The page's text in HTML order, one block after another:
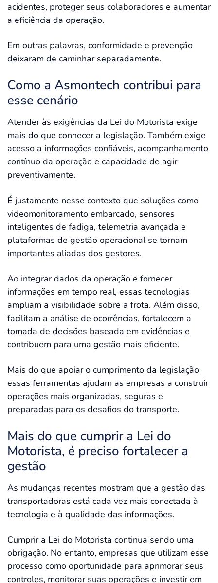
acidentes, proteger seus colaboradores e aumentar
a eficiência da operação.
Em outras palavras, conformidade e prevenção
deixaram de caminhar separadamente.
Como a Asmontech contribui para
esse cenário
Atender às exigências da Lei do Motorista exige
mais do que conhecer a legislação. Também exige
acesso a informações confiáveis, acompanhamento
contínuo da operação e capacidade de agir
preventivamente.
É justamente nesse contexto que soluções como
videomonitoramento embarcado, sensores
inteligentes de fadiga, telemetria avançada e
plataformas de gestão operacional se tornam
importantes aliadas dos gestores.
Ao integrar dados da operação e fornecer
informações em tempo real, essas tecnologias
ampliam a visibilidade sobre a frota. Além disso,
facilitam a análise de ocorrências, fortalecem a
tomada de decisões baseada em evidências e
contribuem para uma gestão mais eficiente.
Mais do que apoiar o cumprimento da legislação,
essas ferramentas ajudam as empresas a construir
operações mais organizadas, seguras e
preparadas para os desafios do transporte.
Mais do que cumprir a Lei do
Motorista, é preciso fortalecer a
gestão
As mudanças recentes mostram que a gestão das
transportadoras está cada vez mais conectada à
tecnologia e à qualidade das informações.
Cumprir a Lei do Motorista continua sendo uma
obrigação. No entanto, empresas que utilizam esse
processo como oportunidade para aprimorar seus
controles, monitorar suas operações e investir em